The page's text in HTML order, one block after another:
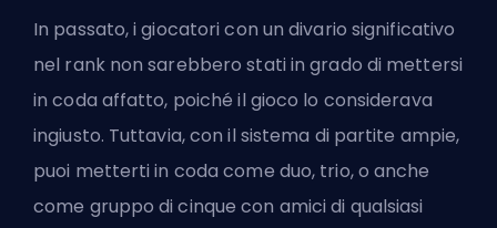
In passato, i giocatori con un divario significativo
nel rank non sarebbero stati in grado di mettersi
in coda affatto, poiché il gioco lo considerava
ingiusto. Tuttavia, con il sistema di partite ampie,
puoi metterti in coda come duo, trio, o anche
come gruppo di cinque con amici di qualsiasi